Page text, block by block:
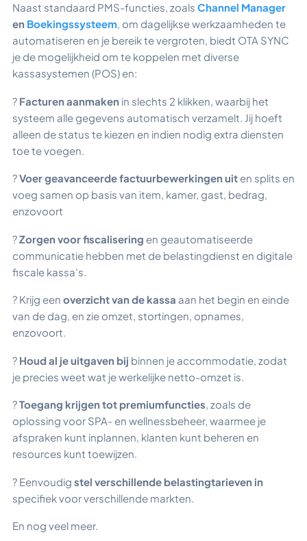
Naast standaard PMS-functies, zoals Channel Manager
en Boekingssysteem, om dagelijkse werkzaamheden te
automatiseren en je bereik te vergroten, biedt OTA SYNC
je de mogelijkheid om te koppelen met diverse
kassasystemen (POS) en:
? Facturen aanmaken in slechts 2 klikken, waarbij het
systeem alle gegevens automatisch verzamelt. Jij hoeft
alleen de status te kiezen en indien nodig extra diensten
toe te voegen.
?Voer geavanceerde factuurbewerkingen uit en splits en
voeg samen op basis van item, kamer, gast, bedrag,
enzovoort
?Zorgen voorfiscalisering en geautomatiseerde
communicatie hebben met de belastingdienst en digitale
fiscale kassa's.
? Krijg een overzicht van de kassa aan het begin en einde
van de dag, en zie omzet, stortingen, opnames,
enzovoort.
? Houd al je uitgaven bij binnen je accommodatie, zodat
je precies weet wat je werkelijke netto-omzet is.
?Toegang krijgen tot premiumfuncties, zoals de
oplossing voor SPA- en wellnessbeheer, waarmee je
afspraken kunt inplannen, klanten kunt beheren en
resources kunt toewijzen.
? Eenvoudig stel verschillende belastingtarieven in
specifiek voor verschillende markten.
En nog veel meer.